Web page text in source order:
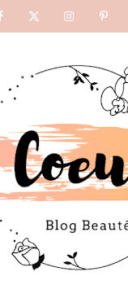
Facebook
X
Instagram